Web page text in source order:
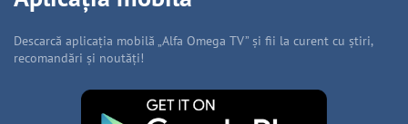
Descarcă aplicația mobilă „Alfa Omega TV” și fii la curent cu știri,
recomandări și noutăți!